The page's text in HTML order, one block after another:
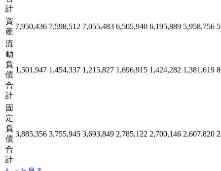
計
資
産
7,950,436 7,598,512 7,055,483 6,505,940 6,195,889 5,958,756
流
動
負
債
合
計
1,501,947 1,454,337 1,215,827 1,696,915 1,424,282 1,381,619
固
定
負
債
合
計
3,885,356 3,755,945 3,693,849 2,785,122 2,700,146 2,607,820